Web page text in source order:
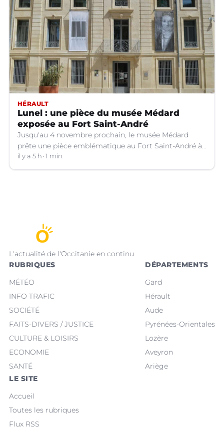
HÉRAULT
Lunel : une pièce du musée Médard
exposée au Fort Saint-André
Jusqu'au 4 novembre prochain, le musée Médard
prête une pièce emblématique au Fort Saint-André à
Villeneuve-lez-Avignon (Gard).
il y a 5 h 1 min
L'actualité de l'Occitanie en continu
RUBRIQUES
MÉTÉO
INFO TRAFIC
SOCIÉTÉ
FAITS-DIVERS / JUSTICE
CULTURE & LOISIRS
ECONOMIE
SANTÉ
DÉPARTEMENTS
Gard
Hérault
Aude
Pyrénées-Orientales
Lozère
Aveyron
Ariège
LE SITE
Accueil
Toutes les rubriques
Flux RSS